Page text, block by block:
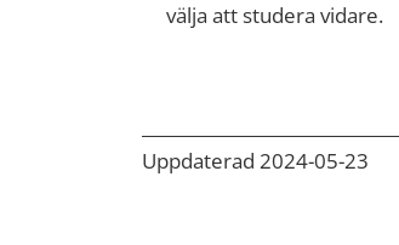
välja att studera vidare.
Uppdaterad 2024-05-23